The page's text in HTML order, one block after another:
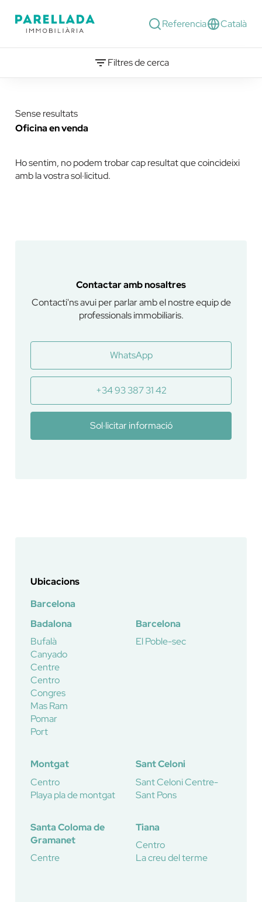
Referencia Català
Filtres de cerca
Sense resultats
Oficina en venda
Ho sentim, no podem trobar cap resultat que coincideixi
amb la vostra sol·licitud.
Contactar amb nosaltres
Contacti'ns avui per parlar amb el nostre equip de
professionals immobiliaris.
WhatsApp
+34 93 387 31 42
Sol·licitar informació
Ubicacions
Barcelona
Badalona
Bufalà
Canyado
Centre
Centro
Congres
Mas Ram
Pomar
Port
Barcelona
El Poble-sec
Montgat
Centro
Playa pla de montgat
Sant Celoni
Sant Celoni Centre-
Sant Pons
Santa Coloma de
Gramanet
Centre
Tiana
Centro
La creu del terme